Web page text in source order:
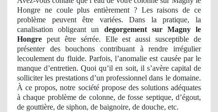
Hongre ne coule plus entièrement ? Les raisons de ce
problème peuvent être variées. Dans la pratique, la
canalisation obligeant un degorgement
sur Magny le
Hongre peut être sérrée. Elle est aussi susceptible de
présenter des bouchons contribuant à rendre irrégulier
lecoulement du fluide. Parfois, l’anomalie est causée par le
manque d’entretien. Quoi qu’il en soit, il s’avère capital de
solliciter les prestations d’un professionnel dans le domaine.
À ce propos, notre société propose des solutions adéquates
à chaque problème de colonne, de fosse septique, d’égout,
de gouttière, de siphon, de baignoire, de douche, etc.